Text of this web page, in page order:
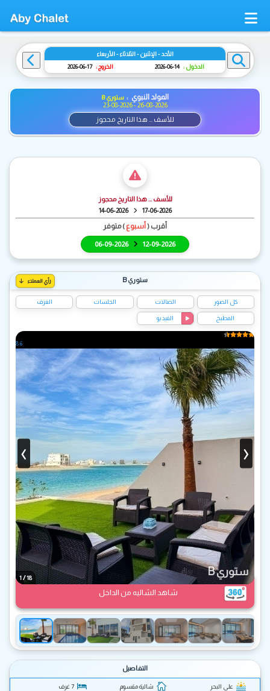
الأحد - الإثنين - الثلاثاء - الأربعاء
الدخول : 14-06-2026 الخروج : 17-06-2026
المولد النبوي : ستوري B
23-08-2026 - 26-08-2026
للأسف ... هذا التاريخ محجوز
للأسف ... هذا التاريخ محجوز
14-06-2026
17-06-2026
أقرب (أسبوع ) متوفر
06-09-2026 12-09-2026
رأي العملاء ستوري B
كل الصور الصالات الجلسات الغرف
المطبخ الفيديو
8.6
ستوري B
‹ ›
1/18
شاهد الشاليه من الداخل
التفاصيل
على البحر شالية مقسوم 7 غرف